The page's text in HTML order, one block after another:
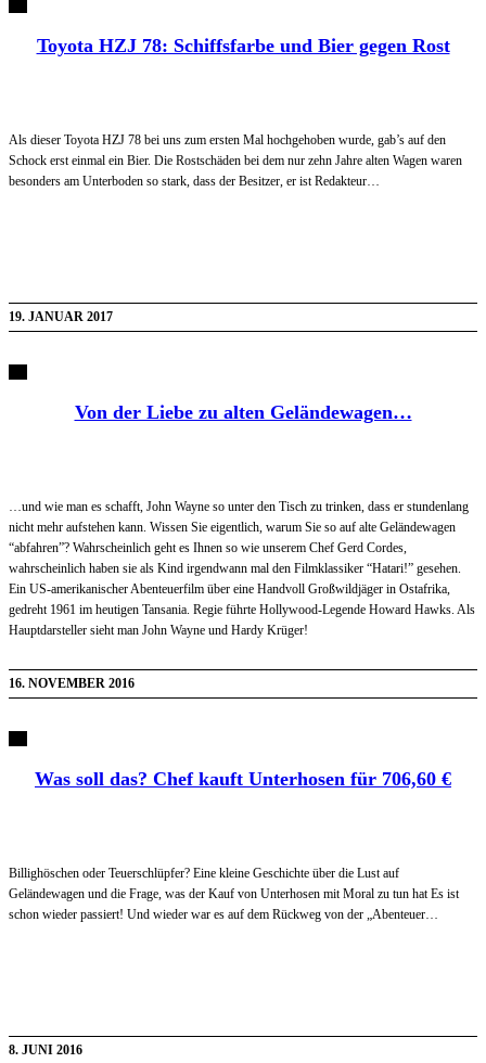
Toyota HZJ 78: Schiffsfarbe und Bier gegen Rost
Als dieser Toyota HZJ 78 bei uns zum ersten Mal hochgehoben wurde, gab’s auf den
Schock erst einmal ein Bier. Die Rostschäden bei dem nur zehn Jahre alten Wagen waren
besonders am Unterboden so stark, dass der Besitzer, er ist Redakteur…
19. JANUAR 2017
Von der Liebe zu alten Geländewagen…
…und wie man es schafft, John Wayne so unter den Tisch zu trinken, dass er stundenlang
nicht mehr aufstehen kann. Wissen Sie eigentlich, warum Sie so auf alte Geländewagen
“abfahren”? Wahrscheinlich geht es Ihnen so wie unserem Chef Gerd Cordes,
wahrscheinlich haben sie als Kind irgendwann mal den Filmklassiker “Hatari!” gesehen.
Ein US-amerikanischer Abenteuerfilm über eine Handvoll Großwildjäger in Ostafrika,
gedreht 1961 im heutigen Tansania. Regie führte Hollywood-Legende Howard Hawks. Als
Hauptdarsteller sieht man John Wayne und Hardy Krüger!
16. NOVEMBER 2016
Was soll das? Chef kauft Unterhosen für 706,60 €
Billighöschen oder Teuerschlüpfer? Eine kleine Geschichte über die Lust auf
Geländewagen und die Frage, was der Kauf von Unterhosen mit Moral zu tun hat Es ist
schon wieder passiert! Und wieder war es auf dem Rückweg von der „Abenteuer…
8. JUNI 2016